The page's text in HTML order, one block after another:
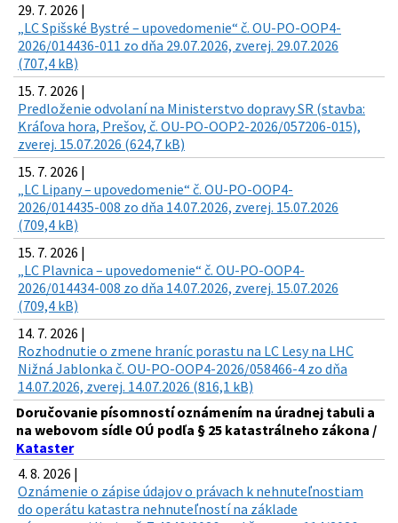
29. 7. 2026 |
„LC Spišské Bystré – upovedomenie“ č. OU-PO-OOP4-
2026/014436-011 zo dňa 29.07.2026, zverej. 29.07.2026
(707,4 kB)
15. 7. 2026 |
Predloženie odvolaní na Ministerstvo dopravy SR (stavba:
Kráľova hora, Prešov, č. OU-PO-OOP2-2026/057206-015),
zverej. 15.07.2026 (624,7 kB)
15. 7. 2026 |
„LC Lipany – upovedomenie“ č. OU-PO-OOP4-
2026/014435-008 zo dňa 14.07.2026, zverej. 15.07.2026
(709,4 kB)
15. 7. 2026 |
„LC Plavnica – upovedomenie“ č. OU-PO-OOP4-
2026/014434-008 zo dňa 14.07.2026, zverej. 15.07.2026
(709,4 kB)
14. 7. 2026 |
Rozhodnutie o zmene hraníc porastu na LC Lesy na LHC
Nižná Jablonka č. OU-PO-OOP4-2026/058466-4 zo dňa
14.07.2026, zverej. 14.07.2026 (816,1 kB)
Doručovanie písomností oznámením na úradnej tabuli a
na webovom sídle OÚ podľa § 25 katastrálneho zákona /
Kataster
4. 8. 2026 |
Oznámenie o zápise údajov o právach k nehnuteľnostiam
do operátu katastra nehnuteľností na základe